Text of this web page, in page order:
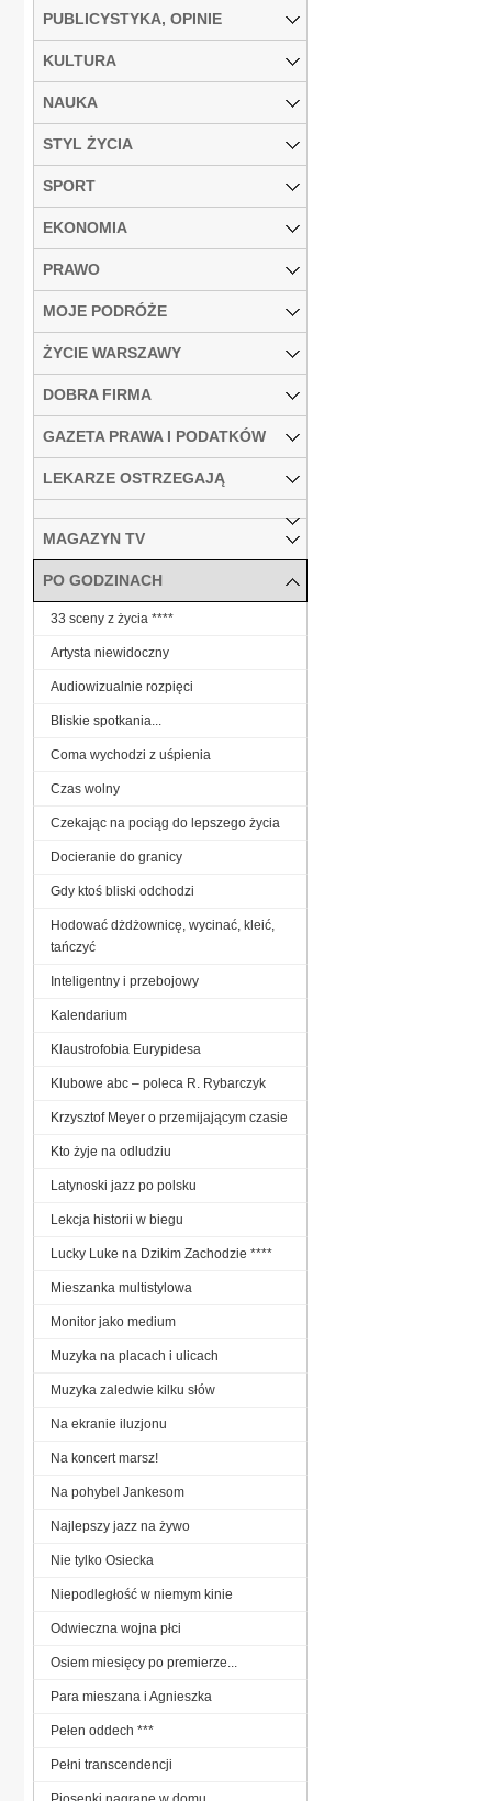
PUBLICYSTYKA, OPINIE
KULTURA
NAUKA
STYL ŻYCIA
SPORT
EKONOMIA
PRAWO
MOJE PODRÓŻE
ŻYCIE WARSZAWY
DOBRA FIRMA
GAZETA PRAWA I PODATKÓW
LEKARZE OSTRZEGAJĄ
MAGAZYN TV
PO GODZINACH
33 sceny z życia ****
Artysta niewidoczny
Audiowizualnie rozpięci
Bliskie spotkania...
Coma wychodzi z uśpienia
Czas wolny
Czekając na pociąg do lepszego życia
Docieranie do granicy
Gdy ktoś bliski odchodzi
Hodować dżdżownicę, wycinać, kleić,
tańczyć
Inteligentny i przebojowy
Kalendarium
Klaustrofobia Eurypidesa
Klubowe abc – poleca R. Rybarczyk
Krzysztof Meyer o przemijającym czasie
Kto żyje na odludziu
Latynoski jazz po polsku
Lekcja historii w biegu
Lucky Luke na Dzikim Zachodzie ****
Mieszanka multistylowa
Monitor jako medium
Muzyka na placach i ulicach
Muzyka zaledwie kilku słów
Na ekranie iluzjonu
Na koncert marsz!
Na pohybel Jankesom
Najlepszy jazz na żywo
Nie tylko Osiecka
Niepodległość w niemym kinie
Odwieczna wojna płci
Osiem miesięcy po premierze...
Para mieszana i Agnieszka
Pełen oddech ***
Pełni transcendencji